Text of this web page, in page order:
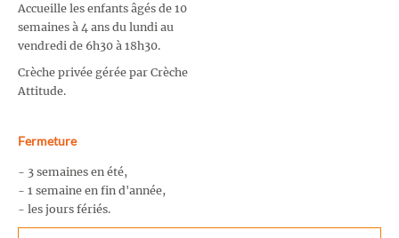
Accueille les enfants âgés de 10
semaines à 4 ans du lundi au
vendredi de 6h30 à 18h30.
Crèche privée gérée par Crèche
Attitude.
Fermeture
- 3 semaines en été,
- 1 semaine en fin d'année,
- les jours fériés.